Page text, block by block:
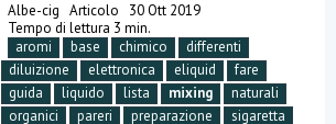
Albe-cig Articolo
30 Ott 2019
Tempo di lettura 3 min.
aromi
base chimico
differenti
diluizione
elettronica eliquid
fare
guida
liquido lista mixing
naturali
organici
pareri preparazione
sigaretta